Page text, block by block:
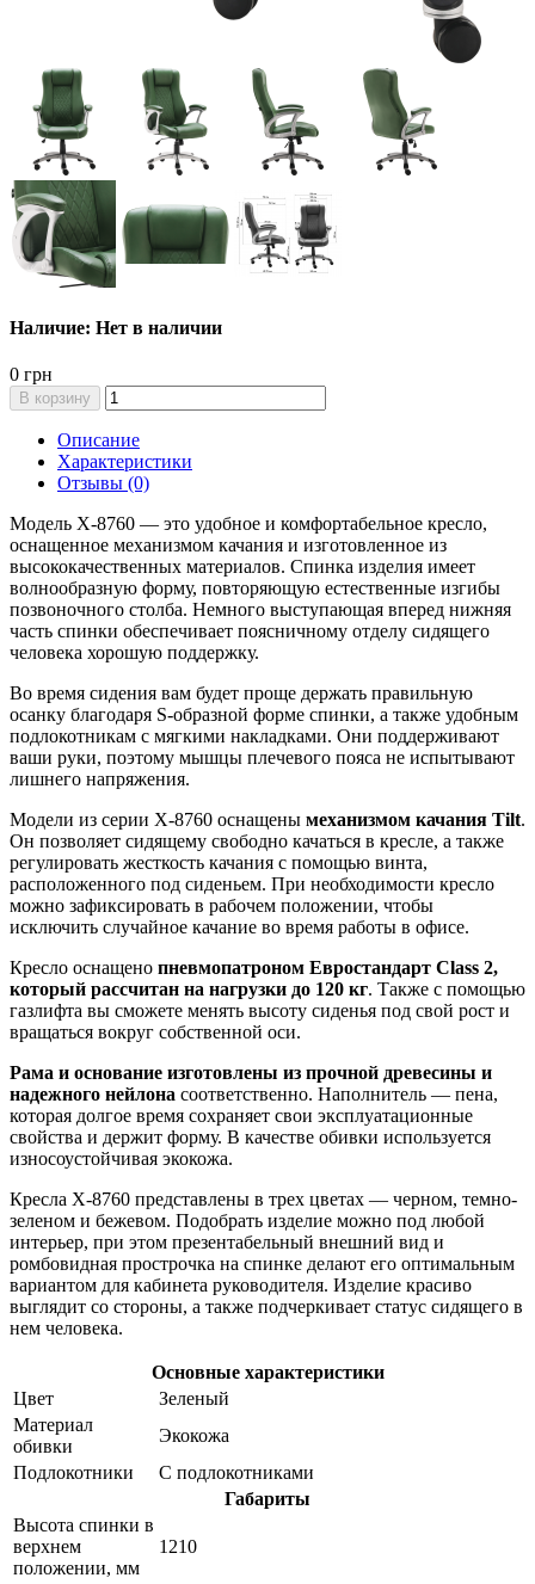
Наличие: Нет в наличии
0 грн
В корзину
Описание
Характеристики
Отзывы (0)
Модель X-8760 — это удобное и комфортабельное кресло,
оснащенное механизмом качания и изготовленное из
высококачественных материалов. Спинка изделия имеет
волнообразную форму, повторяющую естественные изгибы
позвоночного столба. Немного выступающая вперед нижняя
часть спинки обеспечивает поясничному отделу сидящего
человека хорошую поддержку.
Во время сидения вам будет проще держать правильную
осанку благодаря S-образной форме спинки, а также удобным
подлокотникам с мягкими накладками. Они поддерживают
ваши руки, поэтому мышцы плечевого пояса не испытывают
лишнего напряжения.
Модели из серии X-8760 оснащены механизмом качания Tilt.
Он позволяет сидящему свободно качаться в кресле, а также
регулировать жесткость качания с помощью винта,
расположенного под сиденьем. При необходимости кресло
можно зафиксировать в рабочем положении, чтобы
исключить случайное качание во время работы в офисе.
Кресло оснащено пневмопатроном Евростандарт Class 2,
который рассчитан на нагрузки до 120 кг. Также с помощью
газлифта вы сможете менять высоту сиденья под свой рост и
вращаться вокруг собственной оси.
Рама и основание изготовлены из прочной древесины и
надежного нейлона соответственно. Наполнитель — пена,
которая долгое время сохраняет свои эксплуатационные
свойства и держит форму. В качестве обивки используется
износоустойчивая экокожа.
Кресла X-8760 представлены в трех цветах — черном, темно-
зеленом и бежевом. Подобрать изделие можно под любой
интерьер, при этом презентабельный внешний вид и
ромбовидная прострочка на спинке делают его оптимальным
вариантом для кабинета руководителя. Изделие красиво
выглядит со стороны, а также подчеркивает статус сидящего в
нем человека.
Основные характеристики
Цвет
Зеленый
Материал
обивки
Экокожа
Подлокотники
С подлокотниками
Габариты
Высота спинки в
верхнем
положении, мм
1210